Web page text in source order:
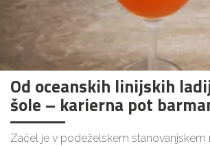
Od oceanskih linijskih
šole – karierna pot
Začel je v podeželskem stanovanjskem